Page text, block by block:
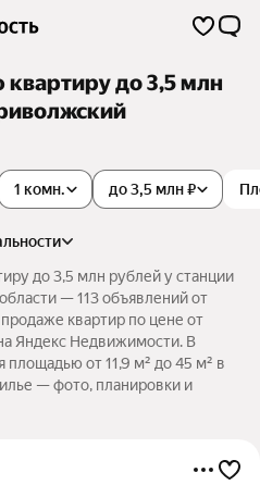
квартиру до 3,5 млн
1 комн. до 3,5 млн ₽
до 3,5 млн рублей у станции
— 113 объявлений от
квартир по цене от
Яндекс Недвижимости. В
от 11,9 м² до 45 м² в
— фото, планировки и